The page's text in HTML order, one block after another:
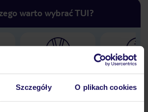
Szczegóły O plikach cookies
warto wybrać TUI?
podróży w Polsce
30 lat w